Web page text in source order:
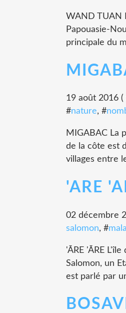
WAND TUAN
Papouasie-
principale du
19 août 2016 (
#nature, #
MIGABAC La
de la côte est
villages entre
'ARE
02 décembre
salomon, #
'ĀRE 'ĀRE
Salomon, un
est parlé par
BOSAVI